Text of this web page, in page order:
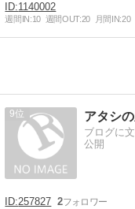
1140002
週間IN:10 週間OUT:20 月間IN:20
9 アタシ
ブログに
公開
257827 2